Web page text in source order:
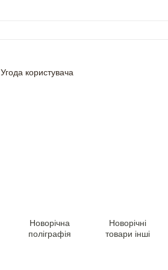
Угода користувача
Новорічна
поліграфія
Новорічні
товари інші